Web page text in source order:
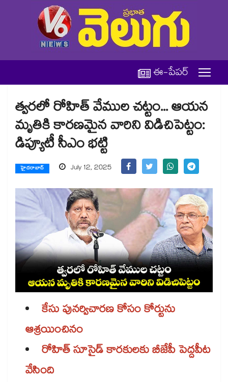
ఈ-పేపర్
త్వరలో రోహిత్ వేముల చట్టం... ఆయన
మృతికి కారణమైన వారిని విడిచిపెట్టం:
డిప్యూటీ సీఎం భట్టి
హైదరాబాద్ July 12, 2025
కేసు పునర్విచారణ కోసం కోర్టును
ఆశ్రయించినం
రోహిత్​ సూసైడ్​ కారకులకు​ బీజేపీ పెద్దపీట
వేసింది